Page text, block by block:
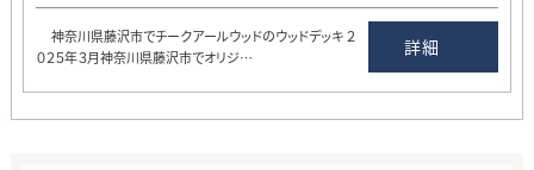
神奈川県藤沢市でチークアールウッドのウッドデッキ ２
０２５年３月神奈川県藤沢市でオリジ…
詳細